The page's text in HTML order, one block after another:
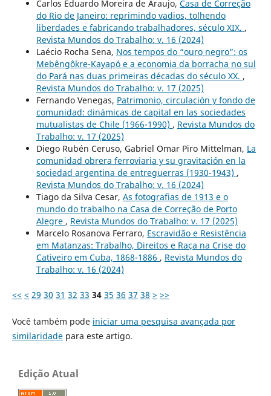
Carlos Eduardo Moreira de Araujo, Casa de Correção
do Rio de Janeiro: reprimindo vadios, tolhendo
liberdades e fabricando trabalhadores, século XIX. ,
Revista Mundos do Trabalho: v. 16 (2024)
Laécio Rocha Sena, Nos tempos do “ouro negro”: os
Mebêngôkre-Kayapó e a economia da borracha no sul
do Pará nas duas primeiras décadas do século XX. ,
Revista Mundos do Trabalho: v. 17 (2025)
Fernando Venegas, Patrimonio, circulación y fondo de
comunidad: dinámicas de capital en las sociedades
mutualistas de Chile (1966-1990) , Revista Mundos do
Trabalho: v. 17 (2025)
Diego Rubén Ceruso, Gabriel Omar Piro Mittelman, La
comunidad obrera ferroviaria y su gravitación en la
sociedad argentina de entreguerras (1930-1943) ,
Revista Mundos do Trabalho: v. 16 (2024)
Tiago da Silva Cesar, As fotografias de 1913 e o
mundo do trabalho na Casa de Correção de Porto
Alegre , Revista Mundos do Trabalho: v. 17 (2025)
Marcelo Rosanova Ferraro, Escravidão e Resistência
em Matanzas: Trabalho, Direitos e Raça na Crise do
Cativeiro em Cuba, 1868-1886 , Revista Mundos do
Trabalho: v. 16 (2024)
<< < 29 30 31 32 33 34 35 36 37 38 > >>
Você também pode iniciar uma pesquisa avançada por
similaridadepara este artigo.
Edição Atual